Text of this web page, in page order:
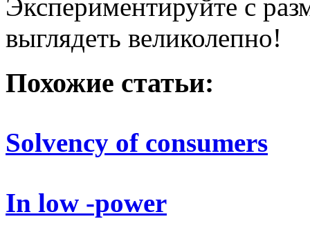
Экспериментируйте с
выглядеть великолепно!
Похожие статьи:
Solvency of consumers
In low -power